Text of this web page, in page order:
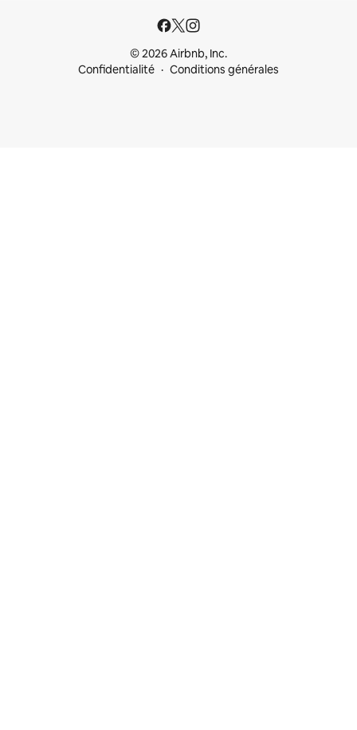
© 2026 Airbnb, Inc.
Confidentialité
Conditions générales